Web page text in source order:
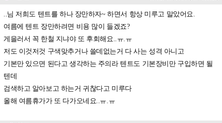
..님 저희도 텐트를 하나 장만하자~ 하면서 항상 미루고 말았어요.
여름에 텐트 장만하려면 비용 많이 들겠죠?
게을러서 꼭 한철 지냐야 또 후회해요..ㅠ.ㅠ
저도 이것저것 구색맞추거나 쓸데없는거 다 사는 성격 아니고
기본만 있으면 된다고 생각하는 주의라 텐트도 기본장비만 구입하면 될
텐데
검색하고 알아보고 하는거 귀찮다고 미루다
올해 여름휴가가 또 다가오네요..ㅠ.ㅠ